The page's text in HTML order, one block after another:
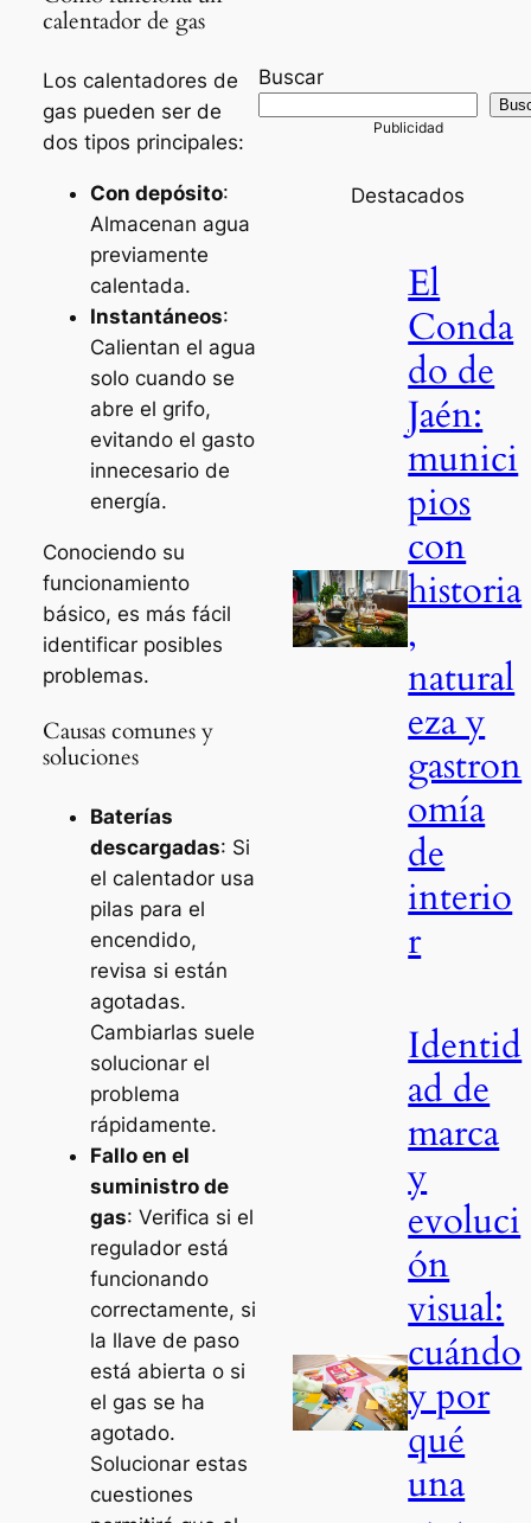
calentador de gas
Los calentadores de
gas pueden ser de
dos tipos principales:
Con depósito:
Almacenan agua
previamente
calentada.
Instantáneos:
Calientan el agua
solo cuando se
abre el grifo,
evitando el gasto
innecesario de
energía.
Conociendo su
funcionamiento
básico, es más fácil
identificar posibles
problemas.
Causas comunes y
soluciones
Baterías
descargadas: Si
el calentador usa
pilas para el
encendido,
revisa si están
agotadas.
Cambiarlas suele
solucionar el
problema
rápidamente.
Fallo en el
suministro de
gas: Verifica si el
regulador está
funcionando
correctamente, si
la llave de paso
está abierta o si
el gas se ha
agotado.
Solucionar estas
cuestiones
Buscar
Destacados
El
Conda
do de
Jaén:
munici
pios
con
historia
,
natural
eza y
gastron
omía
de
interio
r
Identid
ad de
marca
y
evoluci
ón
visual:
cuándo
y por
qué
una